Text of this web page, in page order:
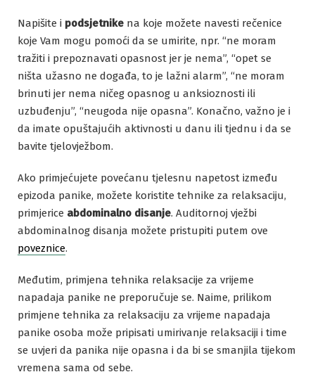
Napišite i podsjetnike na koje možete navesti rečenice
koje Vam mogu pomoći da se umirite, npr. “ne moram
tražiti i prepoznavati opasnost jer je nema”, “opet se
ništa užasno ne događa, to je lažni alarm”, “ne moram
brinuti jer nema ničeg opasnog u anksioznosti ili
uzbuđenju”, “neugoda nije opasna”. Konačno, važno je i
da imate opuštajućih aktivnosti u danu ili tjednu i da se
bavite tjelovježbom.
Ako primjećujete povećanu tjelesnu napetost između
epizoda panike, možete koristite tehnike za relaksaciju,
primjerice abdominalno disanje. Auditornoj vježbi
abdominalnog disanja možete pristupiti putem ove
poveznice.
Međutim, primjena tehnika relaksacije za vrijeme
napadaja panike ne preporučuje se. Naime, prilikom
primjene tehnika za relaksaciju za vrijeme napadaja
panike osoba može pripisati umirivanje relaksaciji i time
se uvjeri da panika nije opasna i da bi se smanjila tijekom
vremena sama od sebe.